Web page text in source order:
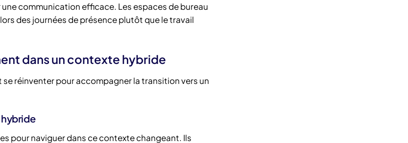
communication efficace. Les espaces de bureau
des journées de présence plutôt que le travail
dans un contexte hybride
réinventer pour accompagner la transition vers un
pour naviguer dans ce contexte changeant. Ils